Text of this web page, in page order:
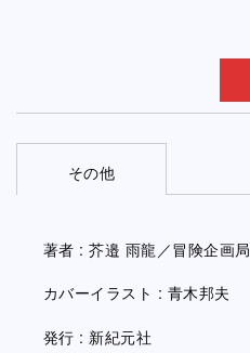
その他
著者 : 芥邉 雨龍／冒険企画局
カバーイラスト : 青木邦夫
発行 : 新紀元社